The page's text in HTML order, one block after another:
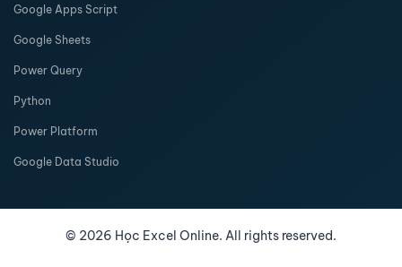
Google Apps Script
Google Sheets
Power Query
Python
Power Platform
Google Data Studio
© 2026 Học Excel Online. All rights reserved.